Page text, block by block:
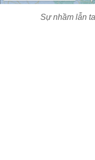
Sự nhầm lẫn